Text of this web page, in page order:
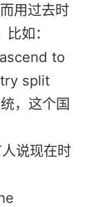
用过去时
如：
to
split
，这个国
说现在时